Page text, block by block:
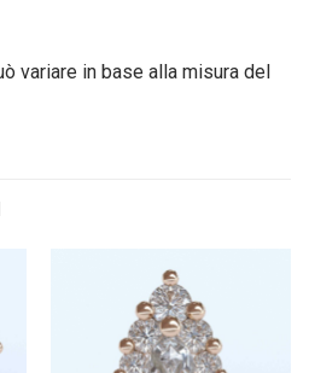
variare in base alla misura del